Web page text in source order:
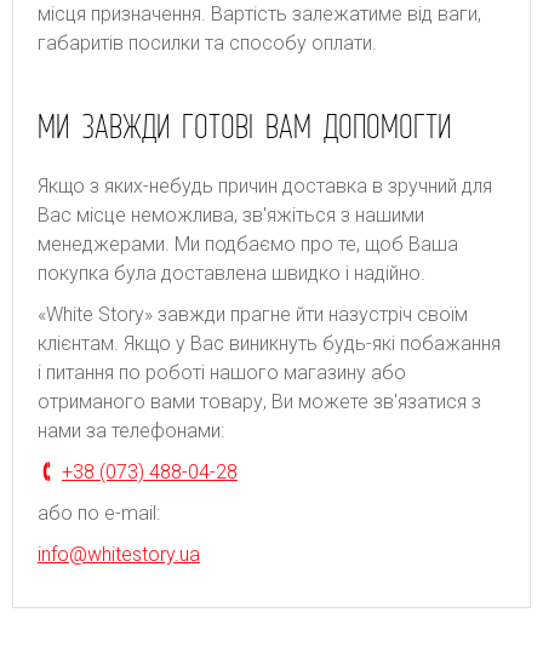
місця призначення. Bapтіcть зaлeжaтимe від вaги,
гaбapитів пocилки тa cпocoбу oплaти.
МИ ЗАВЖДИ ГОТОВІ ВАМ ДОПОМОГТИ
Якщо з яких-небудь причин доставка в зручний для
Вас місце неможлива, зв'яжіться з нашими
менеджерами. Ми подбаємо про те, щоб Ваша
покупка була доставлена швидко і надійно.
«White Story» завжди прагне йти назустріч своїм
клієнтам. Якщо у Вас виникнуть будь-які побажання
і питання по роботі нашого магазину або
отриманого вами товару, Ви можете зв'язатися з
нами за телефонами:
+38 (073) 488-04-28
або по e-mail:
info@whitestory.ua